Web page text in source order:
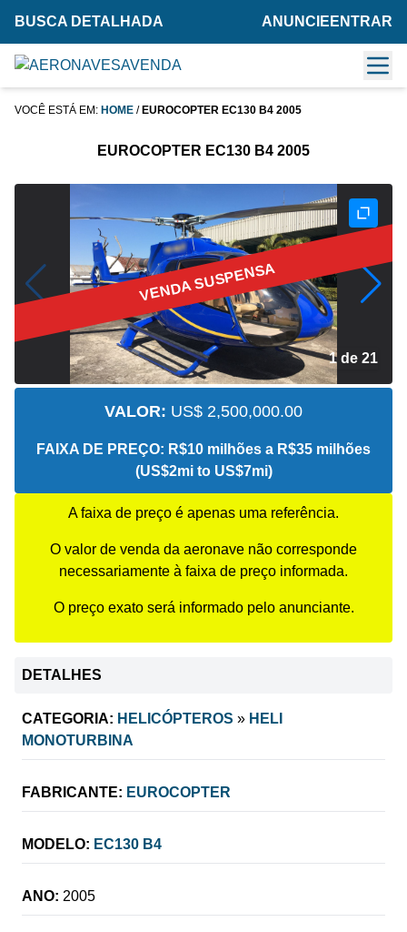
BUSCA DETALHADA ANUNCIE ENTRAR
VOCÊ ESTÁ EM: HOME / EUROCOPTER EC130 B4 2005
EUROCOPTER EC130 B4 2005
VENDA SUSPENSA
2 de 21
VALOR: US$ 2,500,000.00
FAIXA DE PREÇO: R$10 milhões a R$35 milhões
(US$2mi to US$7mi)
A faixa de preço é apenas uma referência.
O valor de venda da aeronave não corresponde
necessariamente à faixa de preço informada.
O preço exato será informado pelo anunciante.
DETALHES
CATEGORIA: HELICÓPTEROS » HELI
MONOTURBINA
FABRICANTE: EUROCOPTER
MODELO: EC130 B4
ANO: 2005